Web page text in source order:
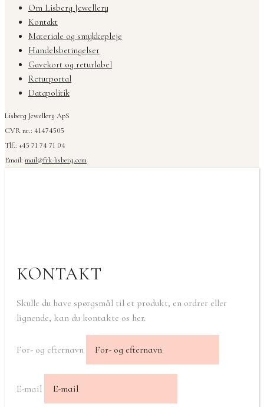
Om Lisberg Jewellery
Kontakt
Materiale og smykkepleje
Handelsbetingelser
Gavekort og returlabel
Returportal
Datapolitik
Lisberg Jewellery ApS
CVR nr.: 41474505
Tlf.: +45 71 74 71 04
Email: mail@frk-lisberg.com
KONTAKT
Skulle du have spørgsmål til et produkt, en ordrer eller
lignende, kan du kontakte os her.
For- og efternavn
E-mail